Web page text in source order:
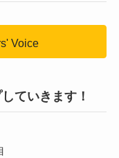
Voice
ていきます！